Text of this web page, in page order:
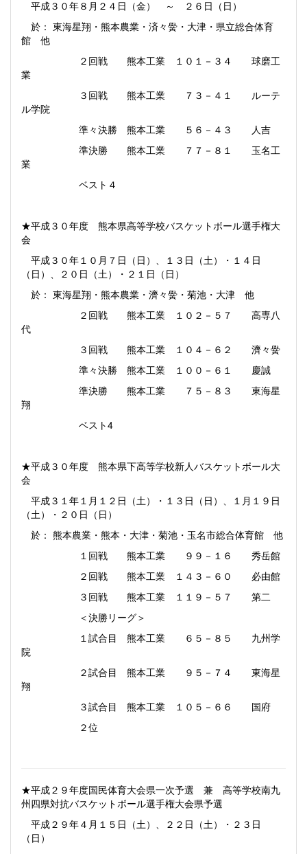
平成３０年８月２４日（金） ～ ２６日（日）
於： 東海星翔・熊本農業・済々黌・大津・県立総合体育
館 他
２回戦 熊本工業 １０１－３４ 球磨工
業
３回戦 熊本工業 ７３－４１ ルーテ
ル学院
準々決勝 熊本工業 ５６－４３ 人吉
準決勝 熊本工業 ７７－８１ 玉名工
業
ベスト４
★平成３０年度 熊本県高等学校バスケットボール選手権大
会
平成３０年１０月７日（日）、１３日（土）・１４日
（日）、２０日（土）・２１日（日）
於： 東海星翔・熊本農業・濟々黌・菊池・大津 他
２回戦 熊本工業 １０２－５７ 高専八
代
３回戦 熊本工業 １０４－６２ 濟々黌
準々決勝 熊本工業 １００－６１ 慶誠
準決勝 熊本工業 ７５－８３ 東海星
翔
ベスト4
★平成３０年度 熊本県下高等学校新人バスケットボール大
会
平成３１年１月１２日（土）・１３日（日）、１月１９日
（土）・２０日（日）
於： 熊本農業・熊本・大津・菊池・玉名市総合体育館 他
１回戦 熊本工業 ９９－１６ 秀岳館
２回戦 熊本工業 １４３－６０ 必由館
３回戦 熊本工業 １１９－５７ 第二
＜決勝リーグ＞
１試合目 熊本工業 ６５－８５ 九州学
院
２試合目 熊本工業 ９５－７４ 東海星
翔
３試合目 熊本工業 １０５－６６ 国府
２位
★平成２９年度国民体育大会県一次予選 兼 高等学校南九
州四県対抗バスケットボール選手権大会県予選
平成２９年４月１５日（土）、２２日（土）・２３日
（日）